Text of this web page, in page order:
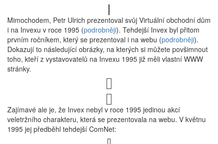
Mimochodem, Petr Ulrich prezentoval svůj Virtuální obchodní dům
i na Invexu v roce 1995 (podrobněji). Tehdejší Invex byl přitom
prvním ročníkem, který se prezentoval i na webu (podrobněji).
Dokazují to následující obrázky, na kterých si můžete povšimnout
toho, kteří z vystavovatelů na Invexu 1995 již měli vlastní WWW
stránky.
Zajímavé ale je, že Invex nebyl v roce 1995 jedinou akcí
veletržního charakteru, která se prezentovala na webu. V květnu
1995 jej předběhl tehdejší ComNet: